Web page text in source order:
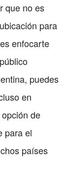
que no es
para
enfocarte
puedes
en
de
para el
países